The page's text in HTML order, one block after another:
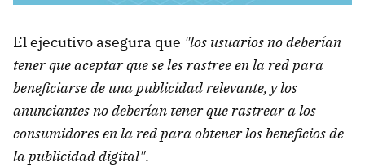
El ejecutivo asegura que "los usuarios no deberían
tener que aceptar que se les rastree en la red para
beneficiarse de una publicidad relevante, y los
anunciantes no deberían tener que rastrear a los
consumidores en la red para obtener los beneficios de
la publicidad digital".